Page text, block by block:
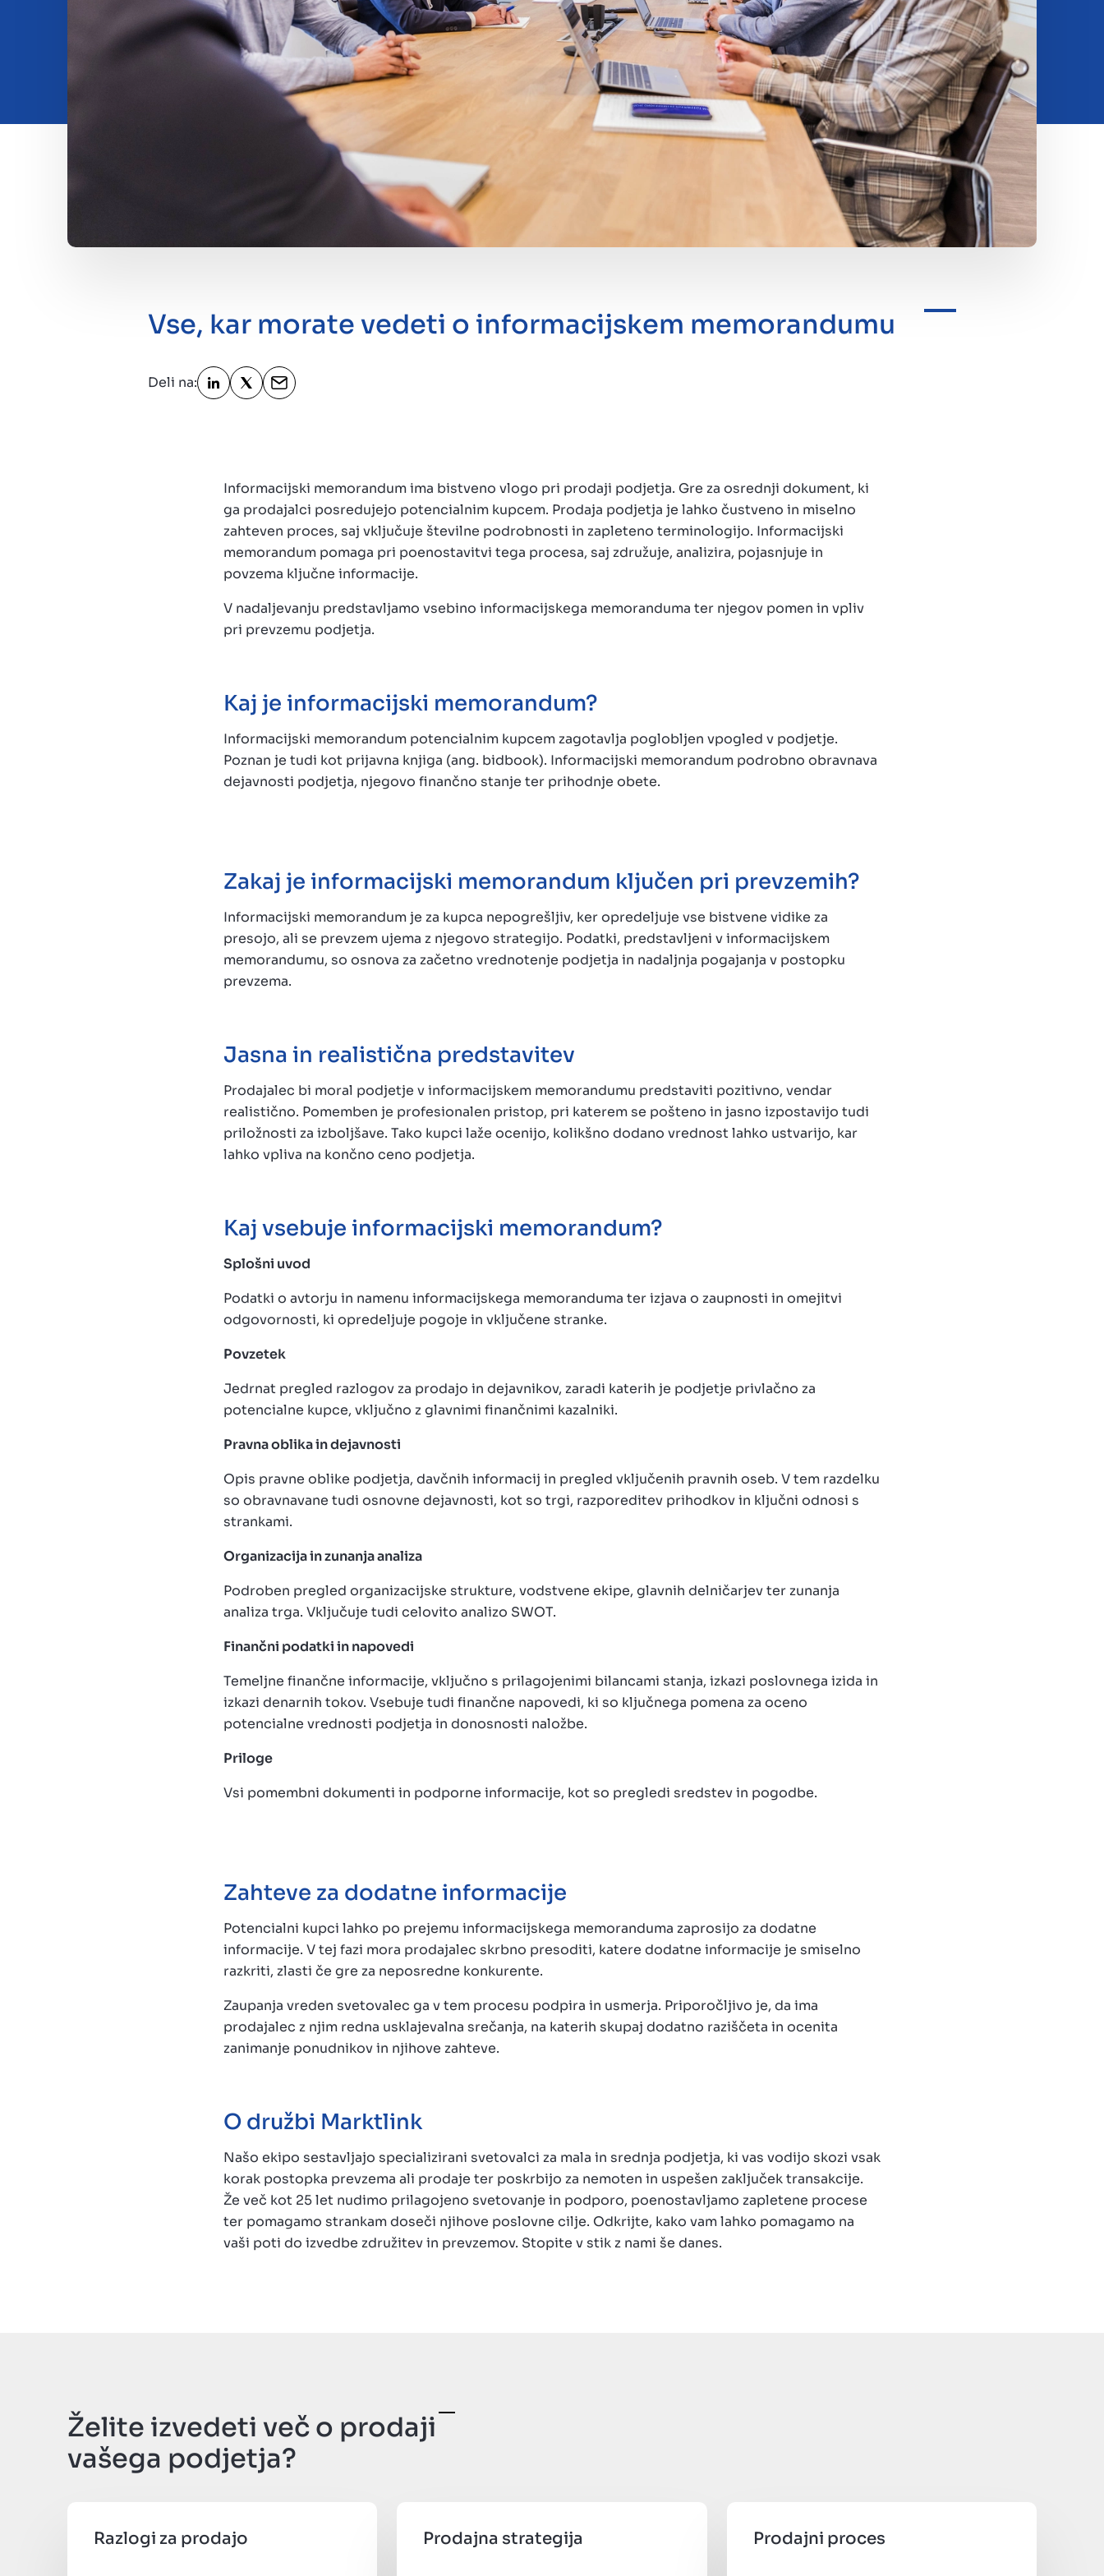
Vpogledi
Vse, kar morate vedeti o informacijskem memorandumu
Deli na:
Informacijski memorandum ima bistveno vlogo pri prodaji podjetja. Gre za osrednji dokument, ki
ga prodajalci posredujejo potencialnim kupcem. Prodaja podjetja je lahko čustveno in miselno
zahteven proces, saj vključuje številne podrobnosti in zapleteno terminologijo. Informacijski
memorandum pomaga pri poenostavitvi tega procesa, saj združuje, analizira, pojasnjuje in
povzema ključne informacije.
V nadaljevanju predstavljamo vsebino informacijskega memoranduma ter njegov pomen in vpliv
pri prevzemu podjetja.
Kaj je informacijski memorandum?
Informacijski memorandum potencialnim kupcem zagotavlja poglobljen vpogled v podjetje.
Poznan je tudi kot prijavna knjiga (ang. bidbook). Informacijski memorandum podrobno obravnava
dejavnosti podjetja, njegovo finančno stanje ter prihodnje obete.
Zakaj je informacijski memorandum ključen pri prevzemih?
Informacijski memorandum je za kupca nepogrešljiv, ker opredeljuje vse bistvene vidike za
presojo, ali se prevzem ujema z njegovo strategijo. Podatki, predstavljeni v informacijskem
memorandumu, so osnova za začetno vrednotenje podjetja in nadaljnja pogajanja v postopku
prevzema.
Jasna in realistična predstavitev
Prodajalec bi moral podjetje v informacijskem memorandumu predstaviti pozitivno, vendar
realistično. Pomemben je profesionalen pristop, pri katerem se pošteno in jasno izpostavijo tudi
priložnosti za izboljšave. Tako kupci laže ocenijo, kolikšno dodano vrednost lahko ustvarijo, kar
lahko vpliva na končno ceno podjetja.
Kaj vsebuje informacijski memorandum?
Splošni uvod
Podatki o avtorju in namenu informacijskega memoranduma ter izjava o zaupnosti in omejitvi
odgovornosti, ki opredeljuje pogoje in vključene stranke.
Povzetek
Jedrnat pregled razlogov za prodajo in dejavnikov, zaradi katerih je podjetje privlačno za
potencialne kupce, vključno z glavnimi finančnimi kazalniki.
Pravna oblika in dejavnosti
Opis pravne oblike podjetja, davčnih informacij in pregled vključenih pravnih oseb. V tem razdelku
so obravnavane tudi osnovne dejavnosti, kot so trgi, razporeditev prihodkov in ključni odnosi s
strankami.
Organizacija in zunanja analiza
Podroben pregled organizacijske strukture, vodstvene ekipe, glavnih delničarjev ter zunanja
analiza trga. Vključuje tudi celovito analizo SWOT.
Finančni podatki in napovedi
Temeljne finančne informacije, vključno s prilagojenimi bilancami stanja, izkazi poslovnega izida in
izkazi denarnih tokov. Vsebuje tudi finančne napovedi, ki so ključnega pomena za oceno
potencialne vrednosti podjetja in donosnosti naložbe.
Priloge
Vsi pomembni dokumenti in podporne informacije, kot so pregledi sredstev in pogodbe.
Zahteve za dodatne informacije
Potencialni kupci lahko po prejemu informacijskega memoranduma zaprosijo za dodatne
informacije. V tej fazi mora prodajalec skrbno presoditi, katere dodatne informacije je smiselno
razkriti, zlasti če gre za neposredne konkurente.
Zaupanja vreden svetovalec ga v tem procesu podpira in usmerja. Priporočljivo je, da ima
prodajalec z njim redna usklajevalna srečanja, na katerih skupaj dodatno raziščeta in ocenita
zanimanje ponudnikov in njihove zahteve.
O družbi Marktlink
Našo ekipo sestavljajo specializirani svetovalci za mala in srednja podjetja, ki vas vodijo skozi vsak
korak postopka prevzema ali prodaje ter poskrbijo za nemoten in uspešen zaključek transakcije.
Že več kot 25 let nudimo prilagojeno svetovanje in podporo, poenostavljamo zapletene procese
ter pomagamo strankam doseči njihove poslovne cilje. Odkrijte, kako vam lahko pomagamo na
vaši poti do izvedbe združitev in prevzemov. Stopite v stik z nami še danes.
Želite izvedeti več o prodaji
vašega podjetja?
Razlogi za prodajo Prodajna strategija Prodajni proces